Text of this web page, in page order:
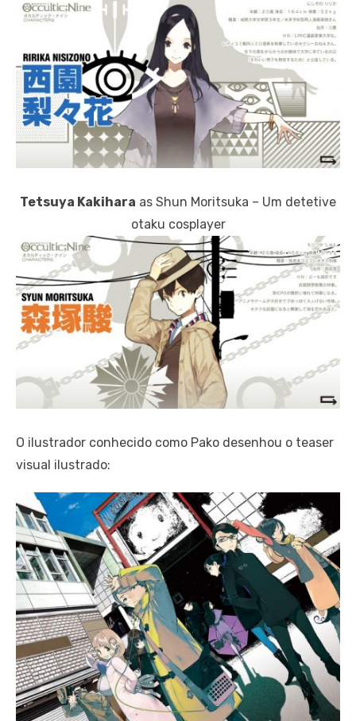
Tetsuya Kakihara as Shun Moritsuka – Um detetive
otaku cosplayer
O ilustrador conhecido como Pako desenhou o teaser
visual ilustrado: